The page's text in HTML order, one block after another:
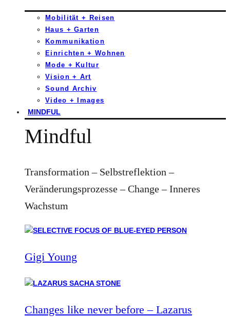
Mobilität + Reisen
Haus + Garten
Kommunikation
Einrichten + Wohnen
Mode + Kultur
Vision + Art
Sound Archiv
Video + Images
MINDFUL
Mindful
Transformation – Selbstreflektion –
Veränderungsprozesse – Change – Inneres
Wachstum
Gigi Young
Changes like never before – Lazarus